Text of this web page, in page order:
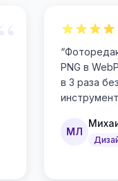
“
PNG в
в 3 раза
МЛ